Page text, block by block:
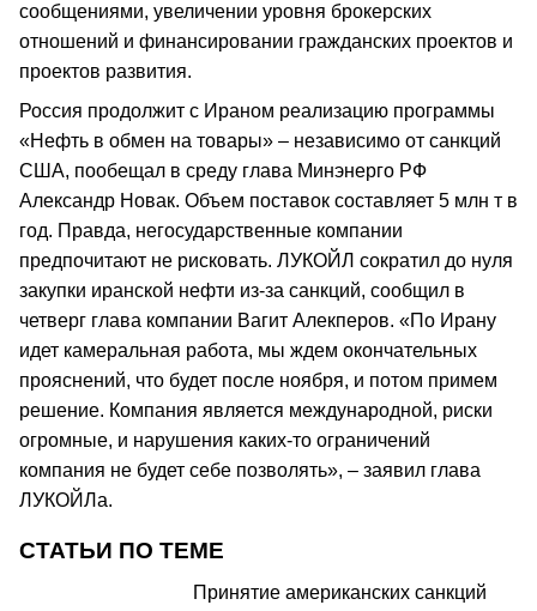
сообщениями, увеличении уровня брокерских
отношений и финансировании гражданских проектов и
проектов развития.
Россия продолжит с Ираном реализацию программы
«Нефть в обмен на товары» – независимо от санкций
США, пообещал в среду глава Минэнерго РФ
Александр Новак. Объем поставок составляет 5 млн т в
год. Правда, негосударственные компании
предпочитают не рисковать. ЛУКОЙЛ сократил до нуля
закупки иранской нефти из-за санкций, сообщил в
четверг глава компании Вагит Алекперов. «По Ирану
идет камеральная работа, мы ждем окончательных
прояснений, что будет после ноября, и потом примем
решение. Компания является международной, риски
огромные, и нарушения каких-то ограничений
компания не будет себе позволять», – заявил глава
ЛУКОЙЛа.
СТАТЬИ ПО ТЕМЕ
Принятие американских санкций